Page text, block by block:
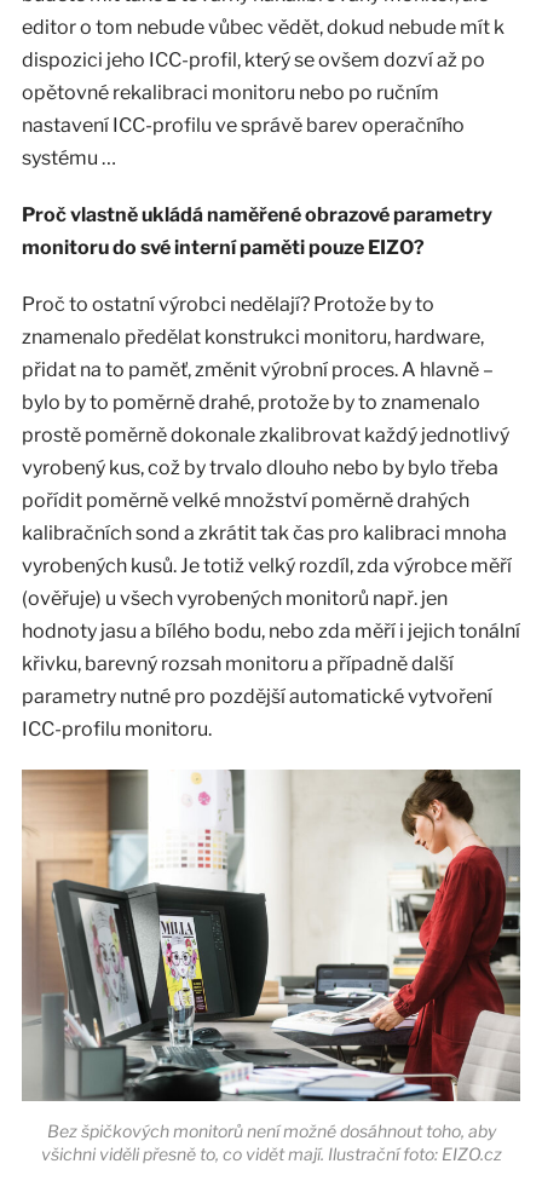
editor o tom nebude vůbec vědět, dokud nebude mít k
dispozici jeho ICC-profil, který se ovšem dozví až po
opětovné rekalibraci monitoru nebo po ručním
nastavení ICC-profilu ve správě barev operačního
systému …
Proč vlastně ukládá naměřené obrazové parametry
monitoru do své interní paměti pouze EIZO?
Proč to ostatní výrobci nedělají? Protože by to
znamenalo předělat konstrukci monitoru, hardware,
přidat na to paměť, změnit výrobní proces. A hlavně –
bylo by to poměrně drahé, protože by to znamenalo
prostě poměrně dokonale zkalibrovat každý jednotlivý
vyrobený kus, což by trvalo dlouho nebo by bylo třeba
pořídit poměrně velké množství poměrně drahých
kalibračních sond a zkrátit tak čas pro kalibraci mnoha
vyrobených kusů. Je totiž velký rozdíl, zda výrobce měří
(ověřuje) u všech vyrobených monitorů např. jen
hodnoty jasu a bílého bodu, nebo zda měří i jejich tonální
křivku, barevný rozsah monitoru a případně další
parametry nutné pro pozdější automatické vytvoření
ICC-profilu monitoru.
Bez špičkových monitorů není možné dosáhnout toho, aby
všichni viděli přesně to, co vidět mají. Ilustrační foto: EIZO.cz